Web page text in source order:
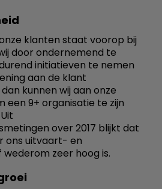
klanten staat voorop bij
door ondernemend te
initiatieven te nemen
aan de klant
kunnen wij aan onze
een 9+ organisatie te zijn
over 2017 blijkt dat
ons uitvaart- en
zeer hoog is.